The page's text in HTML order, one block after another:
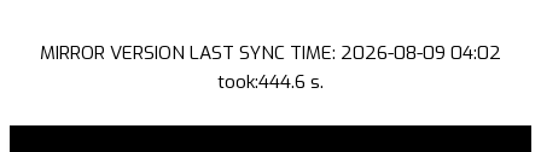
MIRROR VERSION LAST SYNC TIME: 2026-08-09 04:02
took:444.6 s.